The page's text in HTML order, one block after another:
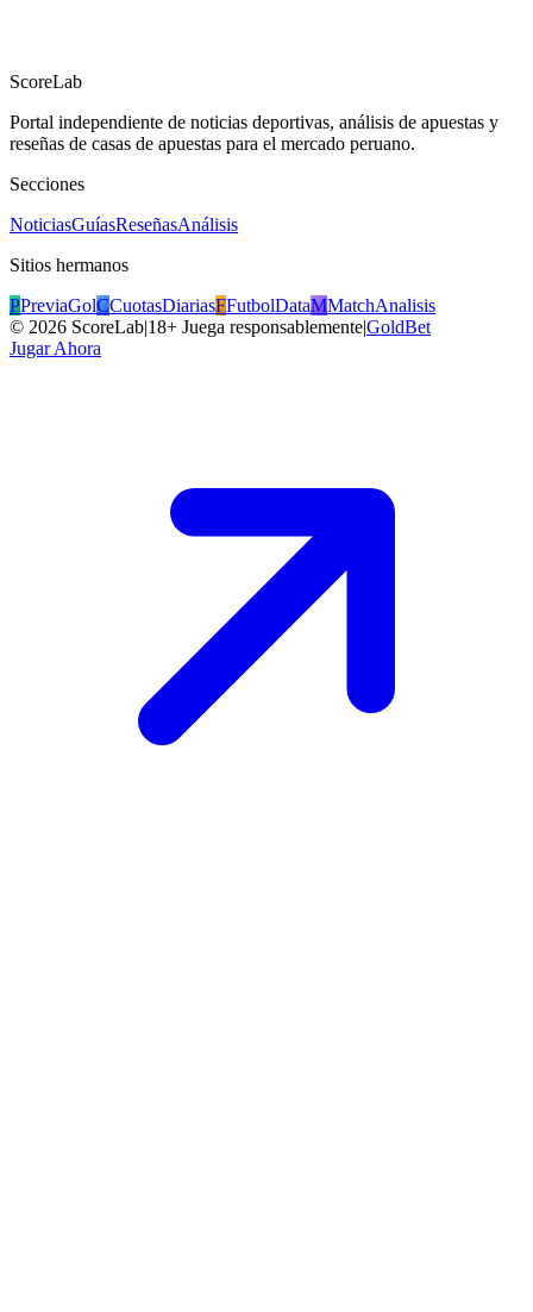
ScoreLab
Portal independiente de noticias deportivas, análisis de apuestas y
reseñas de casas de apuestas para el mercado peruano.
Secciones
NoticiasGuíasReseñasAnálisis
Sitios hermanos
PPreviaGolCCuotasDiariasFFutbolDataMMatchAnalisis
© 2026 ScoreLab|18+ Juega responsablemente|GoldBet
Jugar Ahora